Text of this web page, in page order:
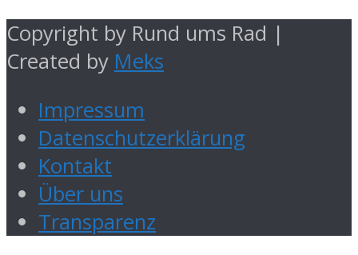
Copyright by Rund ums Rad |
Created by Meks
Impressum
Datenschutzerklärung
Kontakt
Über uns
Transparenz